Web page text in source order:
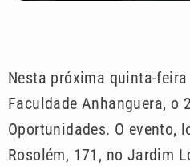
Nesta próxima quinta-
Faculdade Anhanguera, o
Oportunidades. O evento,
Rosolém, 171, no Jardim